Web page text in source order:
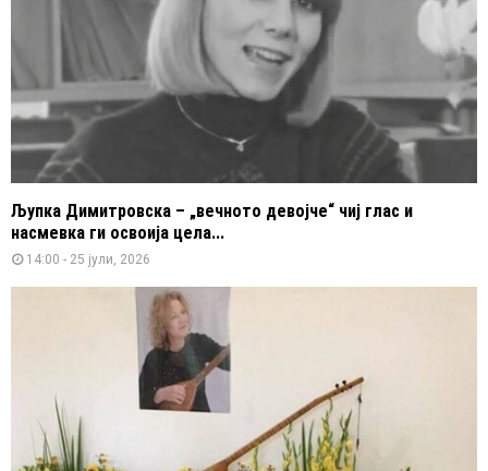
Љупка Димитровска – „вечното девојче“ чиј глас и
насмевка ги освоија цела...
14:00 - 25 јули, 2026